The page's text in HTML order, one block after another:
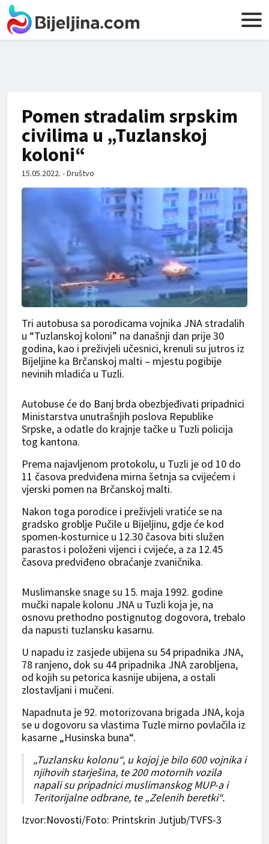
Pomen stradalim srpskim
civilima u „Tuzlanskoj
koloni“
15.05.2022. - Društvo
Tri autobusa sa porodicama vojnika JNA stradalih
u “Tuzlanskoj koloni” na današnji dan prije 30
godina, kao i preživjeli učesnici, krenuli su jutros iz
Bijeljine ka Brčanskoj malti – mjestu pogibije
nevinih mladića u Tuzli.
Autobuse će do Banj brda obezbjeđivati pripadnici
Ministarstva unutrašnjih poslova Republike
Srpske, a odatle do krajnje tačke u Tuzli policija
tog kantona.
Prema najavljenom protokolu, u Tuzli je od 10 do
11 časova predviđena mirna šetnja sa cvijećem i
vjerski pomen na Brčanskoj malti.
Nakon toga porodice i preživjeli vratiće se na
gradsko groblje Pučile u Bijeljinu, gdje će kod
spomen-kosturnice u 12.30 časova biti služen
parastos i položeni vijenci i cvijeće, a za 12.45
časova predviđeno obraćanje zvaničnika.
Muslimanske snage su 15. maja 1992. godine
mučki napale kolonu JNA u Tuzli koja je, na
osnovu prethodno postignutog dogovora, trebalo
da napusti tuzlansku kasarnu.
U napadu iz zasjede ubijena su 54 pripadnika JNA,
78 ranjeno, dok su 44 pripadnika JNA zarobljena,
od kojih su petorica kasnije ubijena, a ostali
zlostavljani i mučeni.
Napadnuta je 92. motorizovana brigada JNA, koja
se u dogovoru sa vlastima Tuzle mirno povlačila iz
kasarne „Husinska buna“.
„Tuzlansku kolonu“, u kojoj je bilo 600 vojnika i
njihovih starješina, te 200 motornih vozila
napali su pripadnici muslimanskog MUP-a i
Teritorijalne odbrane, te „Zelenih beretki“.
Izvor:Novosti/Foto: Printskrin Jutjub/TVFS-3